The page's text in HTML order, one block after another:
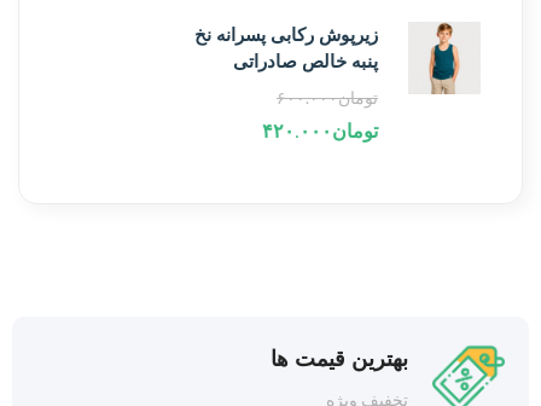
زیرپوش رکابی پسرانه نخ
پنبه خالص صادراتی
تومان۶۰۰.۰۰۰
تومان ۴۲۰.۰۰۰
بهترین قیمت ها
تخفیف ویژه